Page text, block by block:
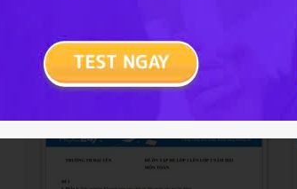
Trường TH Kim Đồng
1.42 MB